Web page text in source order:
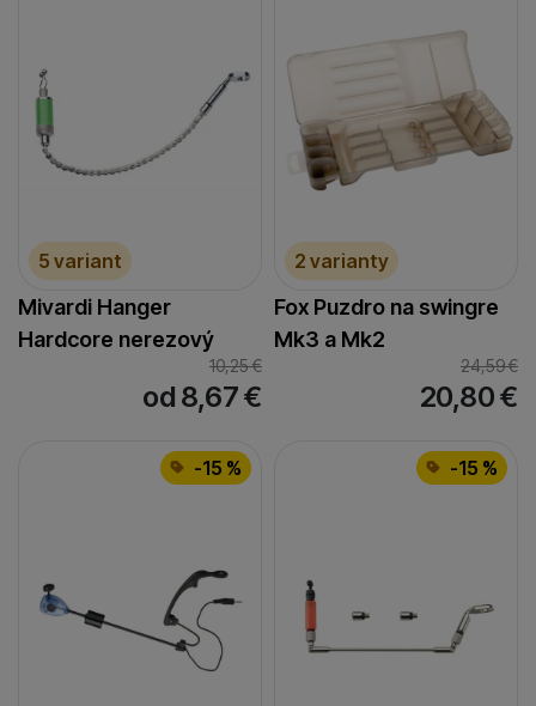
5 variant
Mivardi Hanger
Hardcore nerezový
10,25€
od 8,67€
2 varianty
Fox Puzdro na swingre
Mk3 a Mk2
24,59€
20,80€
-15 % -15 %